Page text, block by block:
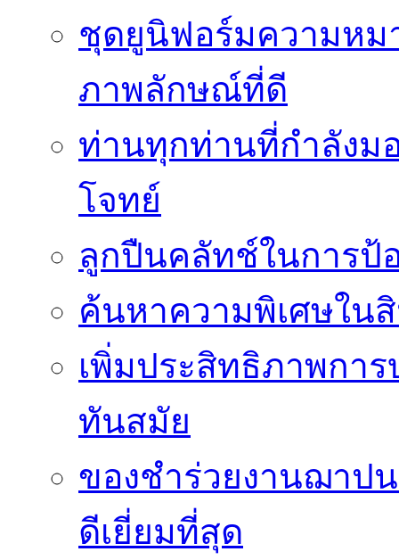
ชุดยูนิฟอร์มความหม
ภาพลักษณ์ที่ดี
ท่านทุกท่านที่กำลังม
โจทย์
ลูกปืนคลัทช์ในการป้
ค้นหาความพิเศษใน
เพิ่มประสิทธิภาพกา
ทันสมัย
ของชำร่วยงานฌาป
ดีเยี่ยมที่สุด